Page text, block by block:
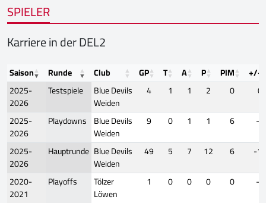
SPIELER
Karriere in der DEL2
Saison Runde Club GP T A P PIM
+/-
2025-
2026
Testspiele
Blue Devils
Weiden
4 1 1 2 0
0
2025-
2026
Playdowns Blue Devils
Weiden
9 0 1 1 6
-2
2025-
2026
Hauptrunde Blue Devils
Weiden
49 5 7 12 6
-17
2020-
2021
Playoffs
Tölzer
Löwen
1 0 0 0 0
-1